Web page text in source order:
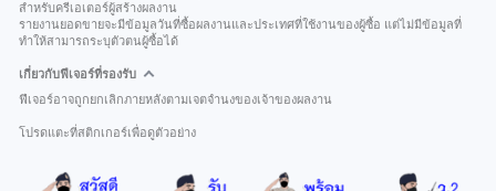
สำหรับครีเอเตอร์ผู้สร้างผลงาน
รายงานยอดขายจะมีข้อมูลวันที่ซื้อผลงานและประเทศที่ใช้งานของผู้ซื้อ แต่ไม่มีข้อมูลที่
ทำให้สามารถระบุตัวตนผู้ซื้อได้
เกี่ยวกับฟีเจอร์ที่รองรับ
ฟีเจอร์อาจถูกยกเลิกภายหลังตามเจตจำนงของเจ้าของผลงาน
โปรดแตะที่สติกเกอร์เพื่อดูตัวอย่าง